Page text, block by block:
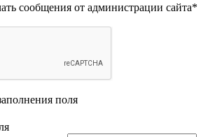
сообщения от администрации сайта*
поля